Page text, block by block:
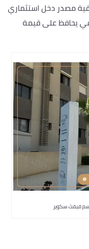
مصدر دخل استثماري
يحافظ على قيمة
فيفث سكوير